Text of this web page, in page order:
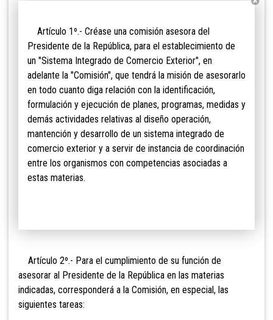
Artículo 1º.- Créase una comisión asesora del
Presidente de la República, para el establecimiento de
un "Sistema Integrado de Comercio Exterior", en
adelante la "Comisión", que tendrá la misión de asesorarlo
en todo cuanto diga relación con la identificación,
formulación y ejecución de planes, programas, medidas y
demás actividades relativas al diseño operación,
mantención y desarrollo de un sistema integrado de
comercio exterior y a servir de instancia de coordinación
entre los organismos con competencias asociadas a
estas materias.
Artículo 2º.- Para el cumplimiento de su función de
asesorar al Presidente de la República en las materias
indicadas, corresponderá a la Comisión, en especial, las
siguientes tareas: